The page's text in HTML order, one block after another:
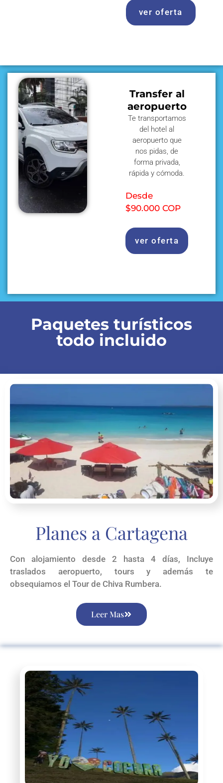
ver oferta
Transfer al
aeropuerto
Te transportamos
del hotel al
aeropuerto que
nos pidas, de
forma privada,
rápida y cómoda.
Desde
$90.000 COP
ver oferta
Paquetes turísticos
todo incluido
Planes a Cartagena
Con alojamiento desde 2 hasta 4 días, Incluye
traslados aeropuerto, tours y además te
obsequiamos el Tour de Chiva Rumbera.
Leer Mas